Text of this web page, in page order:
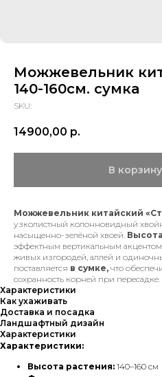
Можжевельник
140-160см. сумка
SKU:
14900,00 р.
В корзину
Можжевельник китайский
узколистный колонновидный
насыщенно-зелёной хвоей.
эффектным вертикальным
живых изгородей, аллей и
поставляется в сумке, что
сохранность корней при пересадке.
Характеристики
Как ухаживать
Доставка и посадка
Ландшафтный дизайн
Характеристики
Характеристики:
Высота растения: 140–160 см